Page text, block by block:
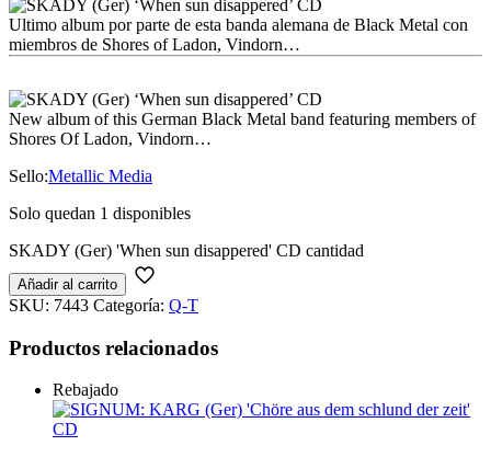
Ultimo album por parte de esta banda alemana de Black Metal con
miembros de Shores of Ladon, Vindorn…
New album of this German Black Metal band featuring members of
Shores Of Ladon, Vindorn…
Sello:Metallic Media
Solo quedan 1 disponibles
SKADY (Ger) 'When sun disappered' CD cantidad
Añadir al carrito
SKU: 7443 Categoría: Q-T
Productos relacionados
Rebajado